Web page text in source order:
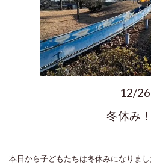
12/26
冬休み！
本日から子どもたちは冬休みになりま